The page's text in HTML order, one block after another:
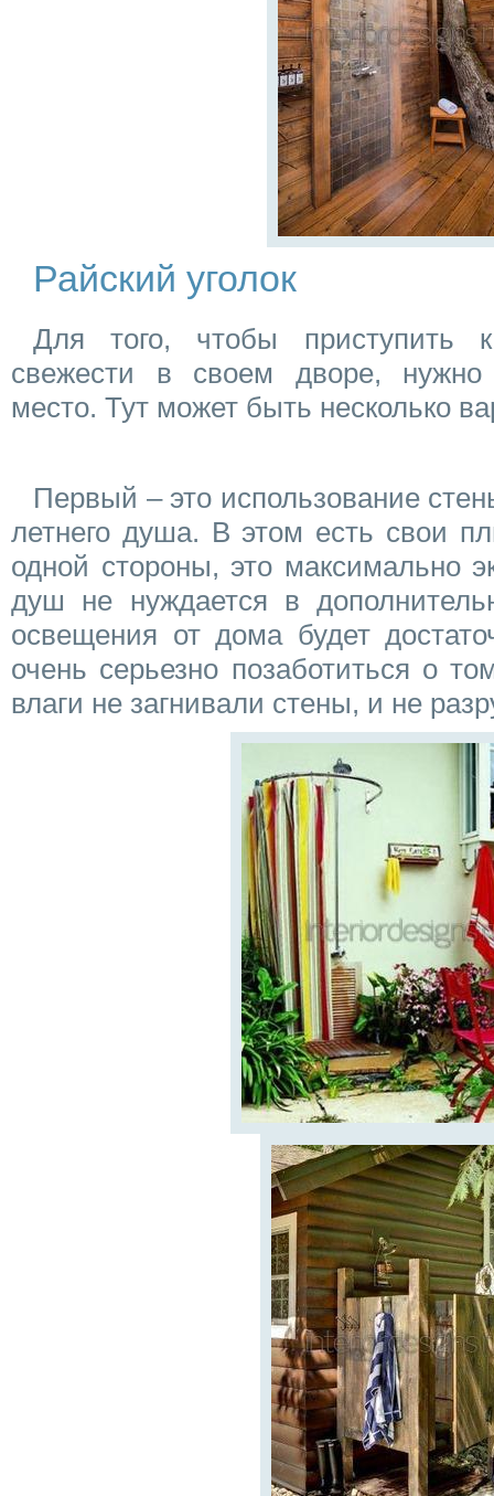
Райский уголок
Для того, чтобы приступить
свежести в своем дворе, нужно
место. Тут может быть несколько
Первый – это использование
летнего душа. В этом есть свои
одной стороны, это максимально
душ не нуждается в
освещения от дома будет
очень серьезно позаботиться о
влаги не загнивали стены, и не